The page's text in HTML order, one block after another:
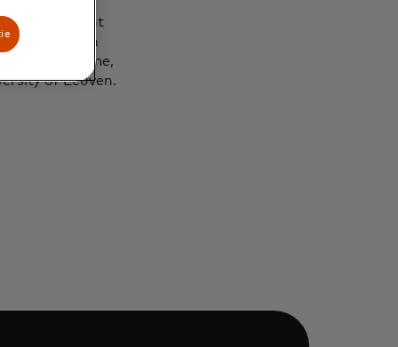
Management
a degree in
of Rome,
of Leuven.